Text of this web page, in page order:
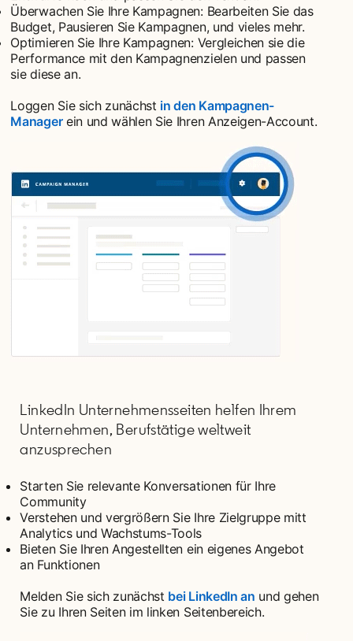
Überwachen Sie Ihre Kampagnen: Bearbeiten Sie das
Budget, Pausieren Sie Kampagnen, und vieles mehr.
Optimieren Sie Ihre Kampagnen: Vergleichen sie die
Performance mit den Kampagnenzielen und passen
sie diese an.
Loggen Sie sich zunächst in den Kampagnen-
Manageropens in a new tab
ein und wählen Sie Ihren Anzeigen-Account.
LinkedIn Unternehmensseiten helfen Ihrem
Unternehmen, Berufstätige weltweit
anzusprechen
Starten Sie relevante Konversationen für Ihre
Community
Verstehen und vergrößern Sie Ihre Zielgruppe mitt
Analytics und Wachstums-Tools
Bieten Sie Ihren Angestellten ein eigenes Angebot
an Funktionen
Melden Sie sich zunächst bei LinkedIn an opens in a new
und gehen
Sie zu Ihren Seiten im linken Seitenbereich.